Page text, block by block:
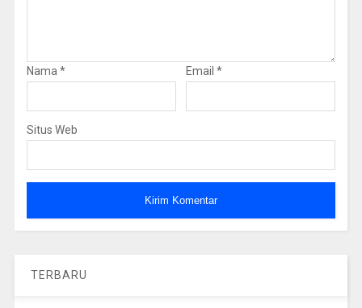
Nama* Email *
Situs Web
TERBARU